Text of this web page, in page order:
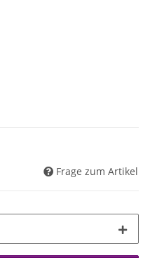
Frage zum Artikel